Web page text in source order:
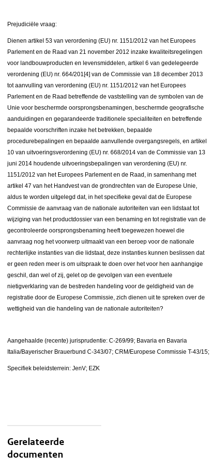
Prejudiciële vraag:
Dienen artikel 53 van verordening (EU) nr. 1151/2012 van het Europees
Parlement en de Raad van 21 november 2012 inzake kwaliteitsregelingen
voor landbouwproducten en levensmiddelen, artikel 6 van gedelegeerde
verordening (EU) nr. 664/201[4] van de Commissie van 18 december 2013
tot aanvulling van verordening (EU) nr. 1151/2012 van het Europees
Parlement en de Raad betreffende de vaststelling van de symbolen van de
Unie voor beschermde oorsprongsbenamingen, beschermde geografische
aanduidingen en gegarandeerde traditionele specialiteiten en betreffende
bepaalde voorschriften inzake het betrekken, bepaalde
procedurebepalingen en bepaalde aanvullende overgangsregels, en artikel
10 van uitvoeringsverordening (EU) nr. 668/2014 van de Commissie van 13
juni 2014 houdende uitvoeringsbepalingen van verordening (EU) nr.
1151/2012 van het Europees Parlement en de Raad, in samenhang met
artikel 47 van het Handvest van de grondrechten van de Europese Unie,
aldus te worden uitgelegd dat, in het specifieke geval dat de Europese
Commissie de aanvraag van de nationale autoriteiten van een lidstaat tot
wijziging van het productdossier van een benaming en tot registratie van de
gecontroleerde oorsprongsbenaming heeft toegewezen hoewel die
aanvraag nog het voorwerp uitmaakt van een beroep voor de nationale
rechterlijke instanties van die lidstaat, deze instanties kunnen beslissen dat
er geen reden meer is om uitspraak te doen over het voor hen aanhangige
geschil, dan wel of zij, gelet op de gevolgen van een eventuele
nietigverklaring van de bestreden handeling voor de geldigheid van de
registratie door de Europese Commissie, zich dienen uit te spreken over de
wettigheid van die handeling van de nationale autoriteiten?
Aangehaalde (recente) jurisprudentie: C-269/99; Bavaria en Bavaria
Italia/Bayerischer Brauerbund C-343/07; CRM/Europese Commissie T-43/15;
Specifiek beleidsterrein: JenV; EZK
Gerelateerde
documenten